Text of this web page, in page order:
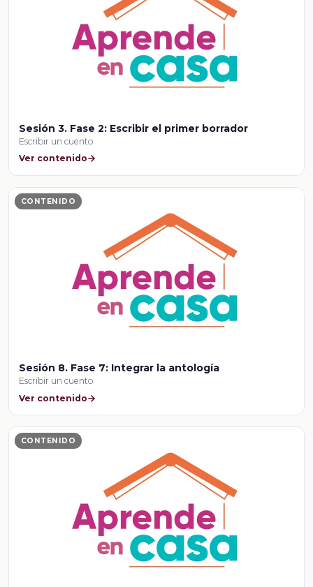
Sesión 3. Fase 2: Escribir el primer borrador
Escribir un cuento
Ver contenido
CONTENIDO
Sesión 8. Fase 7: Integrar la antología
Escribir un cuento
Ver contenido
CONTENIDO